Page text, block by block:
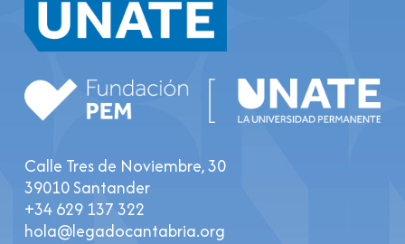
Calle Tres de Noviembre, 30
39010 Santander
+34 629 137 322
hola@legadocantabria.org